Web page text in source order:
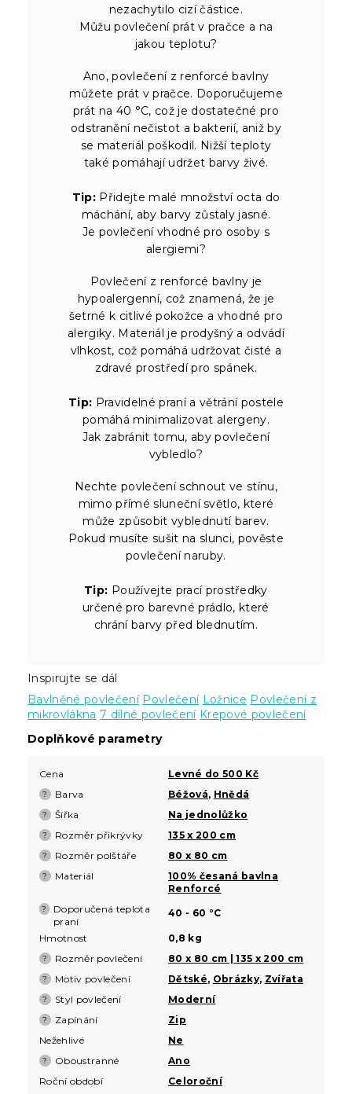
nezachytilo cizí částice.
Můžu povlečení prát v pračce a na
jakou teplotu?
Ano, povlečení z renforcé bavlny
můžete prát v pračce. Doporučujeme
prát na 40 °C, což je dostatečné pro
odstranění nečistot a bakterií, aniž by
se materiál poškodil. Nižší teploty
také pomáhají udržet barvy živé.
Tip: Přidejte malé množství octa do
máchání, aby barvy zůstaly jasné.
Je povlečení vhodné pro osoby s
alergiemi?
Povlečení z renforcé bavlny je
hypoalergenní, což znamená, že je
šetrné k citlivé pokožce a vhodné pro
alergiky. Materiál je prodyšný a odvádí
vlhkost, což pomáhá udržovat čisté a
zdravé prostředí pro spánek.
Tip: Pravidelné praní a větrání postele
pomáhá minimalizovat alergeny.
Jak zabránit tomu, aby povlečení
vybledlo?
Nechte povlečení schnout ve stínu,
mimo přímé sluneční světlo, které
může způsobit vyblednutí barev.
Pokud musíte sušit na slunci, pověste
povlečení naruby.
Tip: Používejte prací prostředky
určené pro barevné prádlo, které
chrání barvy před blednutím.
Inspirujte se dál
Bavlněné povlečení Povlečení Ložnice Povlečení z
mikrovlákna 7 dílné povlečení Krepové povlečení
Doplňkové parametry
Cena Levné do 500 Kč
? Barva Béžová, Hnědá
? Šířka Na jednolůžko
? Rozměr přikrývky 135 x 200 cm
? Rozměr polštáře 80 x 80 cm
? Materiál
100% česaná bavlna
Renforcé
?
Doporučená teplota
praní
40 - 60 °C
Hmotnost 0,8 kg
? Rozměr povlečení 80 x 80 cm | 135 x 200 cm
? Motiv povlečení Dětské, Obrázky, Zvířata
? Styl povlečení Moderní
? Zapínání
Zip
Nežehlivé
Ne
? Oboustranné
Ano
Roční období
Celoroční